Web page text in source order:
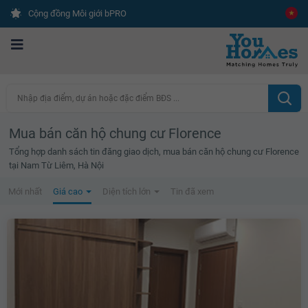
Cộng đồng Môi giới bPRO
Nhập địa điểm, dự án hoặc đặc điểm BĐS ...
Mua bán căn hộ chung cư Florence
Tổng hợp danh sách tin đăng giao dịch, mua bán căn hộ chung cư Florence
tại Nam Từ Liêm, Hà Nội
Mới nhất Giá cao Diện tích lớn Tin đã xem